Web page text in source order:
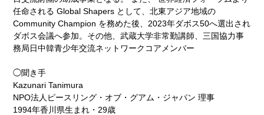
任命される Global Shapers として、北東アジア地域の
Community Champion を務めた後、2023年ダボス50へ選出され
ダボス会議へ参加。その他、武蔵大学非常勤講師、三国協力事
務局日中韓青少年交流ネットワークコアメンバー
◯聞き手
Kazunari Tanimura
NPO法人ピースリング・オブ・グアム・ジャパン 理事
1994年香川県生まれ・29歳